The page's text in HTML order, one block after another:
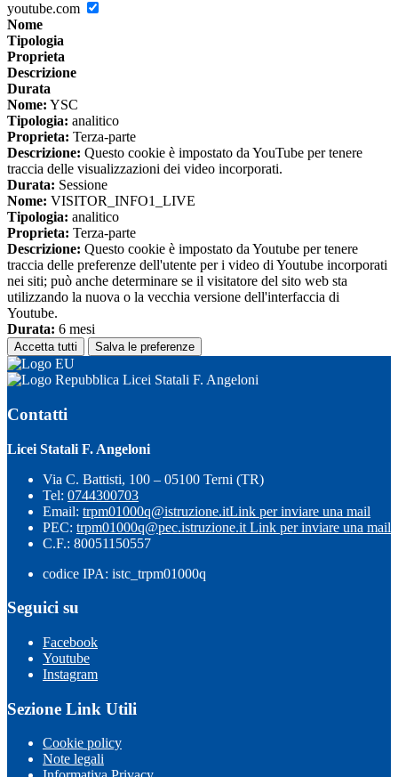
youtube.com
Nome
Tipologia
Proprieta
Descrizione
Durata
Nome: YSC
Tipologia: analitico
Proprieta: Terza-parte
Descrizione: Questo cookie è impostato da YouTube per tenere
traccia delle visualizzazioni dei video incorporati.
Durata: Sessione
Nome: VISITOR_INFO1_LIVE
Tipologia: analitico
Proprieta: Terza-parte
Descrizione: Questo cookie è impostato da Youtube per tenere
traccia delle preferenze dell'utente per i video di Youtube incorporati
nei siti; può anche determinare se il visitatore del sito web sta
utilizzando la nuova o la vecchia versione dell'interfaccia di
Youtube.
Durata: 6 mesi
Accetta tutti Salva le preferenze
Licei Statali F. Angeloni
Contatti
Licei Statali F. Angeloni
Via C. Battisti, 100 – 05100 Terni (TR)
Tel: 0744300703
Email: trpm01000q@istruzione.itLink per inviare una mail
PEC: trpm01000q@pec.istruzione.it Link per inviare una mail
C.F.: 80051150557
codice IPA: istc_trpm01000q
Seguici su
Facebook
Youtube
Instagram
Sezione Link Utili
Cookie policy
Note legali